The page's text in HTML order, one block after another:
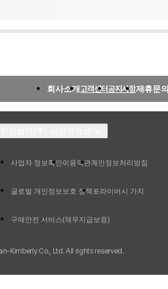
회사소개 고객센터공지사항제휴문의
사업자 정보확인 이용약관개인정보처리방침
글로벌 개인정보보호 정책 프라이버시 가치
구매안전 서비스(채무지급보증)
Kimberly Co., Ltd. All rights reserved.